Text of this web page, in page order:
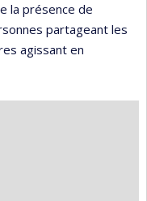
la présence de
partageant les
agissant en